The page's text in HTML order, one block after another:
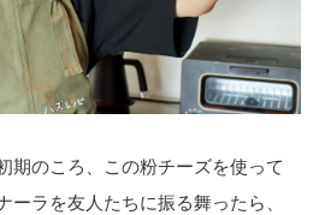
期のころ、この粉チーズを使って
ーラを友人たちに振る舞ったら、